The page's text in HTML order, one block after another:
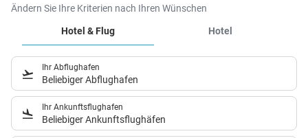
Ändern Sie Ihre Kriterien nach Ihren Wünschen
Hotel & Flug
Hotel
Ihr Abflughafen
Beliebiger Abflughafen
Ihr Ankunftsflughafen
Beliebiger Ankunftsflughäfen